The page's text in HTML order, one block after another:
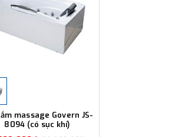
massage Govern JS-
8094 (có sục khí)